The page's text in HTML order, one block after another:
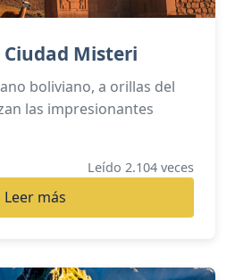
Misteri
boliviano, a orillas del
las impresionantes
Leído 2.104 veces
Leer más